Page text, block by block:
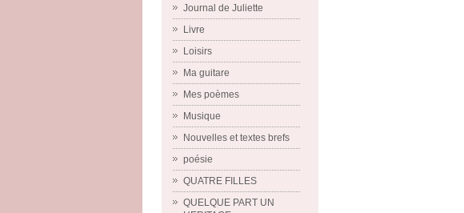
Journal de Juliette
Livre
Loisirs
Ma guitare
Mes poèmes
Musique
Nouvelles et textes brefs
poésie
QUATRE FILLES
QUELQUE PART UN